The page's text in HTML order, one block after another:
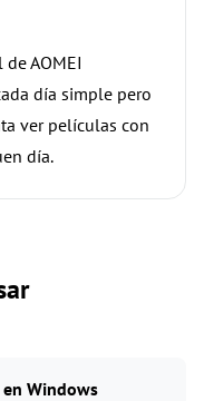
AOMEI
día simple pero
ver películas con
día.
Windows